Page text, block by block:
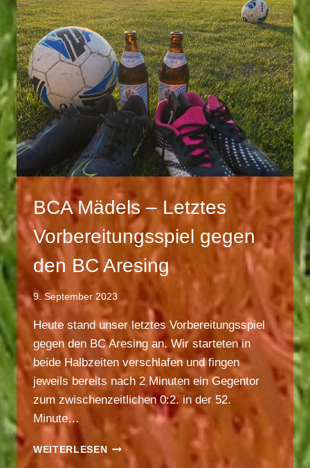
GEGEN
DEN
SV
RIED
BCA Mädels – Letztes
Vorbereitungsspiel gegen
den BC Aresing
9. September 2023
Heute stand unser letztes Vorbereitungsspiel
gegen den BC Aresing an. Wir starteten in
beide Halbzeiten verschlafen und fingen
jeweils bereits nach 2 Minuten ein Gegentor
zum zwischenzeitlichen 0:2. in der 52.
Minute…
WEITERLESENBCA
MÄDELS